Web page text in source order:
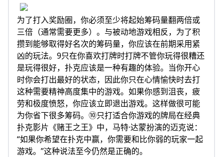
为了打入奖励圈，你必须至少将起始筹码量翻两倍或
三倍（通常需要更多）。与被动地游戏相反，为了积
攒到能够取得好名次的筹码量，你应该在前期采用紧
凶的玩法。9只在你喜欢打牌时打牌不管你玩得很糟还
是玩得很好，扑克应该是一种有趣的体验。当你开心
时你会打出最好的状态，因此你只在心情愉快时去打
这种需要精神高度集中的游戏。如果你感到沮丧，疲
劳和极度愤怒，你应该立即退出游戏。这样做很可能
为你省下很多筹码。⑩只打适合你游戏的牌局在经典
扑克影片《赌王之王》中，马特·达蒙扮演的迈克说：
“如果你希望在扑克中赢，你需要和比你弱的玩家一起
游戏。”这种说法至今仍然是正确的。